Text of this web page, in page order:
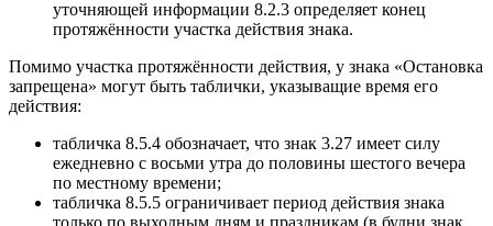
уточняющей информации 8.2.3 определяет конец
протяжённости участка действия знака.
Помимо участка протяжённости действия, у знака «Остановка
запрещена» могут быть таблички, указыващие время его
действия:
табличка 8.5.4 обозначает, что знак 3.27 имеет силу
ежедневно с восьми утра до половины шестого вечера
по местному времени;
табличка 8.5.5 ограничивает период действия знака